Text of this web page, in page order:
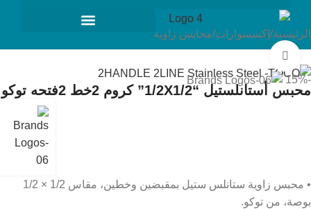
الرئيسية/ إكسسوارات/محابس زاوية
-15%
محبس أستانلستيل “1/2X1/2” كروم 2خط 2فتحه توكو
• محبس زاوية ستانلس ستيل بمقبضين وخطين، مقاس 1/2 × 1/2
بوصة، من توكو.